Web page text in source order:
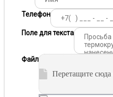
Телефон
Поле для текста
Файл
Перетащите сюда